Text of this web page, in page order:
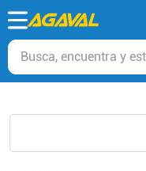
Busca, encuentra y